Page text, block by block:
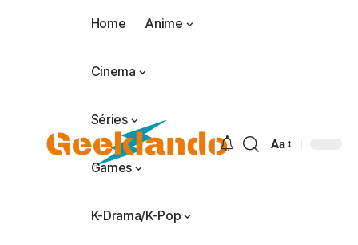
Home Anime
Cinema
Séries
Games
K-Drama/K-Pop
Aa